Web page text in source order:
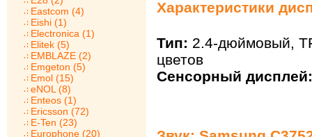
Eastcom (4)
Eishi (1)
Electronica (1)
Elitek (5)
EMBLAZE (2)
Emgeton (5)
Emol (15)
eNOL (8)
Enteos (1)
Ericsson (72)
E-Ten (23)
Europhone (20)
Характеристики
Тип: 2.4-дюймовый,
цветов
Сенсорный дисплей: